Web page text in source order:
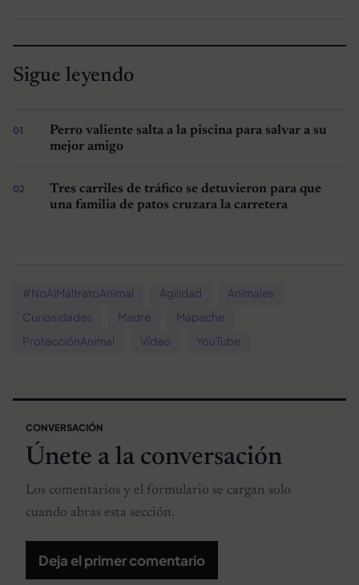
Sigue leyendo
Perro valiente salta a la piscina para salvar a su
mejor amigo
Tres carriles de tráfico se detuvieron para que
una familia de patos cruzara la carretera
#NoAlMaltratoAnimal Agilidad
Animales
Curiosidades
Madre
Mapache
ProtecciónAnimal
Vídeo YouTube
CONVERSACIÓN
Únete a la conversación
Los comentarios y el formulario se cargan solo
cuando abras esta sección.
Deja el primer comentario